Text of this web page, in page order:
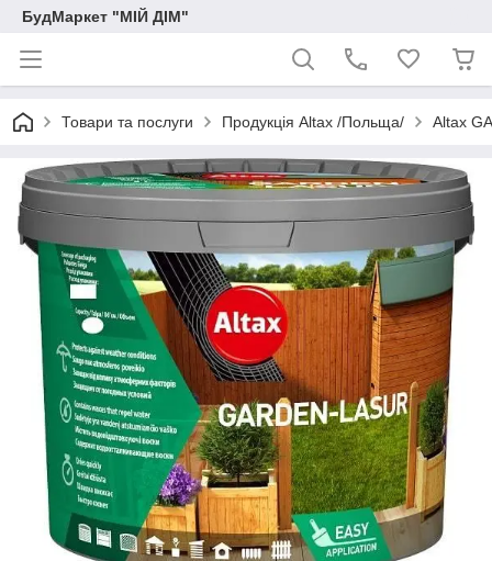
БудМаркет "МІЙ ДІМ"
Товари та послуги Продукція Altax /Польща/ Altax